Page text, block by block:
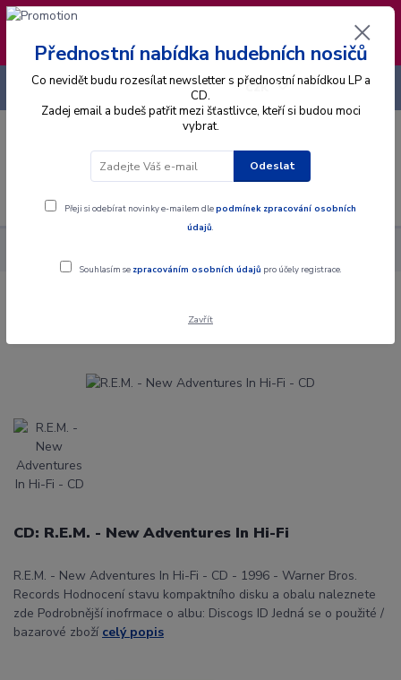
❣️ Od 4.8. do 13.8. čerpám dovolenou. Datum
expedice objednávek se posouvá na pátek
14.8.2026 🐋
CZK
+420 725 736 293
R.E.M. - New Adventures In Hi-Fi - CD
CD: R.E.M. - New Adventures In Hi-Fi
R.E.M. - New Adventures In Hi-Fi - CD - 1996 - Warner Bros.
Records Hodnocení stavu kompaktního disku a obalu naleznete
zde Podrobnější inofrmace o albu: Discogs ID Jedná se o použité /
bazarové zboží celý popis
Přednostní nabídka hudebních nosičů
Co nevidět budu rozesílat newsletter s přednostní nabídkou LP a
CD.
Zadej email a budeš patřit mezi šťastlivce, kteří si budou moci
vybrat.
Odeslat
Přeji si odebírat novinky e-mailem dlepodmínek zpracování osobních
údajů.
Souhlasím se zpracováním osobních údajů pro účely registrace.
Zavřít